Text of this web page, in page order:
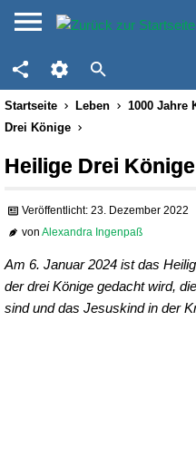
Startseite Leben 1000 Jahre
Drei Könige
Heilige Drei
Veröffentlicht: 23. Dezember 2022
vonAlexandra Ingenpaß
Am 6. Januar 2024 ist das
der drei Könige gedacht wird,
sind und das Jesuskind in der